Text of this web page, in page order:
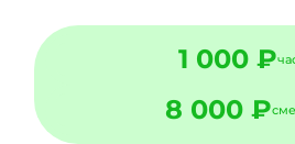
1 000 ₽
8 000 ₽